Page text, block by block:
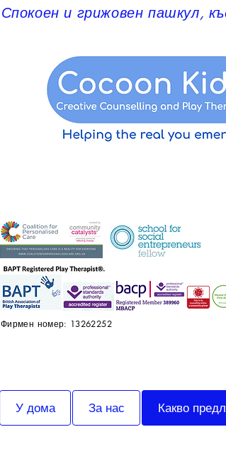
Спокоен и грижовен пашкул,
Фирмен номер: 13262252
У дома За нас Какво